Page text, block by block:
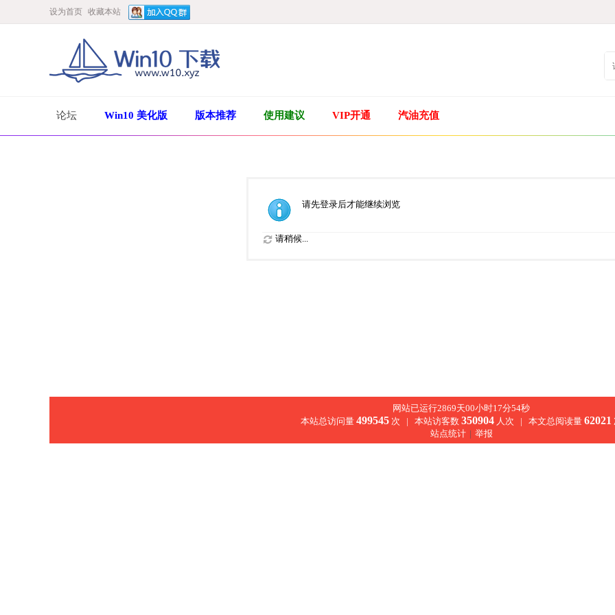
设为首页 收藏本站
论坛 Win10 美化版 版本推荐 使用建议 VIP开通 汽油充值
请先登录后才能继续浏览
请稍候...
网站已运行2869天00小时17分54秒
本站总访问量 499545次 | 本站访客数 350904人次 | 本文总阅读量 62021
站点统计 | 举报